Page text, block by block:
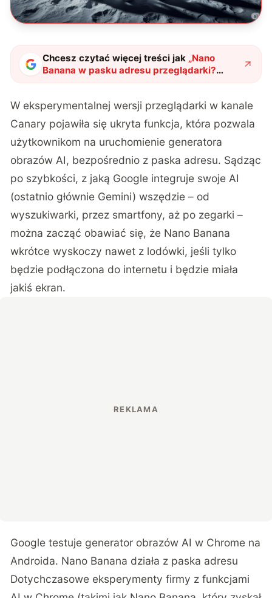
Chcesz czytać więcej treści jak „Nano
Banana w pasku adresu przeglądarki?
Google zmienia Chrome na Androidzie w
W eksperymentalnej wersji przeglądarki w kanale
Canary pojawiła się ukryta funkcja, która pozwala
użytkownikom na uruchomienie generatora
obrazów AI, bezpośrednio z paska adresu. Sądząc
po szybkości, z jaką Google integruje swoje AI
(ostatnio głównie Gemini) wszędzie – od
wyszukiwarki, przez smartfony, aż po zegarki –
można zacząć obawiać się, że Nano Banana
wkrótce wyskoczy nawet z lodówki, jeśli tylko
będzie podłączona do internetu i będzie miała
jakiś ekran.
Google testuje generator obrazów AI w Chrome na
Androida. Nano Banana działa z paska adresu
Dotychczasowe eksperymenty firmy z funkcjami